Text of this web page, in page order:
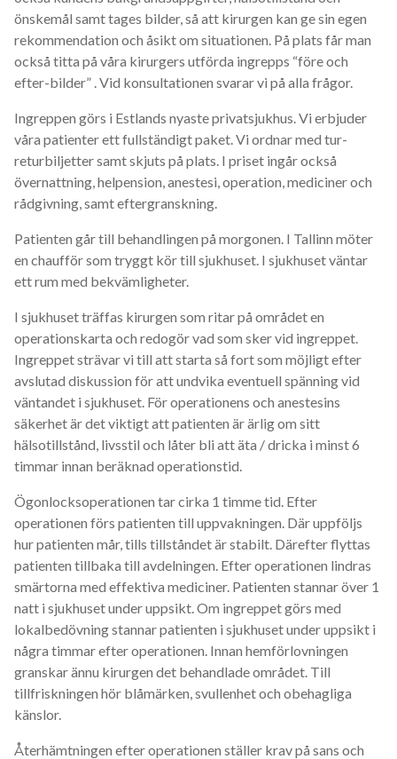
önskemål samt tages bilder, så att kirurgen kan ge sin egen
rekommendation och åsikt om situationen. På plats får man
också titta på våra kirurgers utförda ingrepps “före och
efter-bilder” . Vid konsultationen svarar vi på alla frågor.
Ingreppen görs i Estlands nyaste privatsjukhus. Vi erbjuder
våra patienter ett fullständigt paket. Vi ordnar med tur-
returbiljetter samt skjuts på plats. I priset ingår också
övernattning, helpension, anestesi, operation, mediciner och
rådgivning, samt eftergranskning.
Patienten går till behandlingen på morgonen. I Tallinn möter
en chaufför som tryggt kör till sjukhuset. I sjukhuset väntar
ett rum med bekvämligheter.
I sjukhuset träffas kirurgen som ritar på området en
operationskarta och redogör vad som sker vid ingreppet.
Ingreppet strävar vi till att starta så fort som möjligt efter
avslutad diskussion för att undvika eventuell spänning vid
väntandet i sjukhuset. För operationens och anestesins
säkerhet är det viktigt att patienten är ärlig om sitt
hälsotillstånd, livsstil och låter bli att äta / dricka i minst 6
timmar innan beräknad operationstid.
Ögonlocksoperationen tar cirka 1 timme tid. Efter
operationen förs patienten till uppvakningen. Där uppföljs
hur patienten mår, tills tillståndet är stabilt. Därefter flyttas
patienten tillbaka till avdelningen. Efter operationen lindras
smärtorna med effektiva mediciner. Patienten stannar över 1
natt i sjukhuset under uppsikt. Om ingreppet görs med
lokalbedövning stannar patienten i sjukhuset under uppsikt i
några timmar efter operationen. Innan hemförlovningen
granskar ännu kirurgen det behandlade området. Till
tillfriskningen hör blåmärken, svullenhet och obehagliga
känslor.
Återhämtningen efter operationen ställer krav på sans och